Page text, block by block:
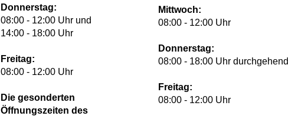
Donnerstag:
08:00 - 12:00 Uhr und
14:00 - 18:00 Uhr
Freitag:
08:00 - 12:00 Uhr
Die gesonderten
Öffnungszeiten des
Mittwoch:
08:00 - 12:00 Uhr
Donnerstag:
08:00 - 18:00 Uhr durchgehend
Freitag:
08:00 - 12:00 Uhr